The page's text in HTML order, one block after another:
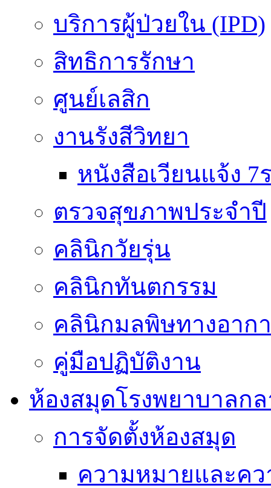
บริการผู้ป่วยใน (IPD)
สิทธิการรักษา
ศูนย์เลสิก
งานรังสีวิทยา
หนังสือเวียนแจ้ง 7
ตรวจสุขภาพประจำปี
คลินิกวัยรุ่น
คลินิกทันตกรรม
คลินิกมลพิษทางอาก
คู่มือปฏิบัติงาน
ห้องสมุดโรงพยาบาลกล
การจัดตั้งห้องสมุด
ความหมายและค